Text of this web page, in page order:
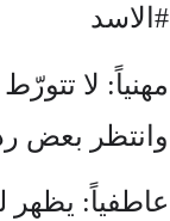
#الاسد
مهنياً: لا
وانتظر بعض
عاطفياً: يظهر